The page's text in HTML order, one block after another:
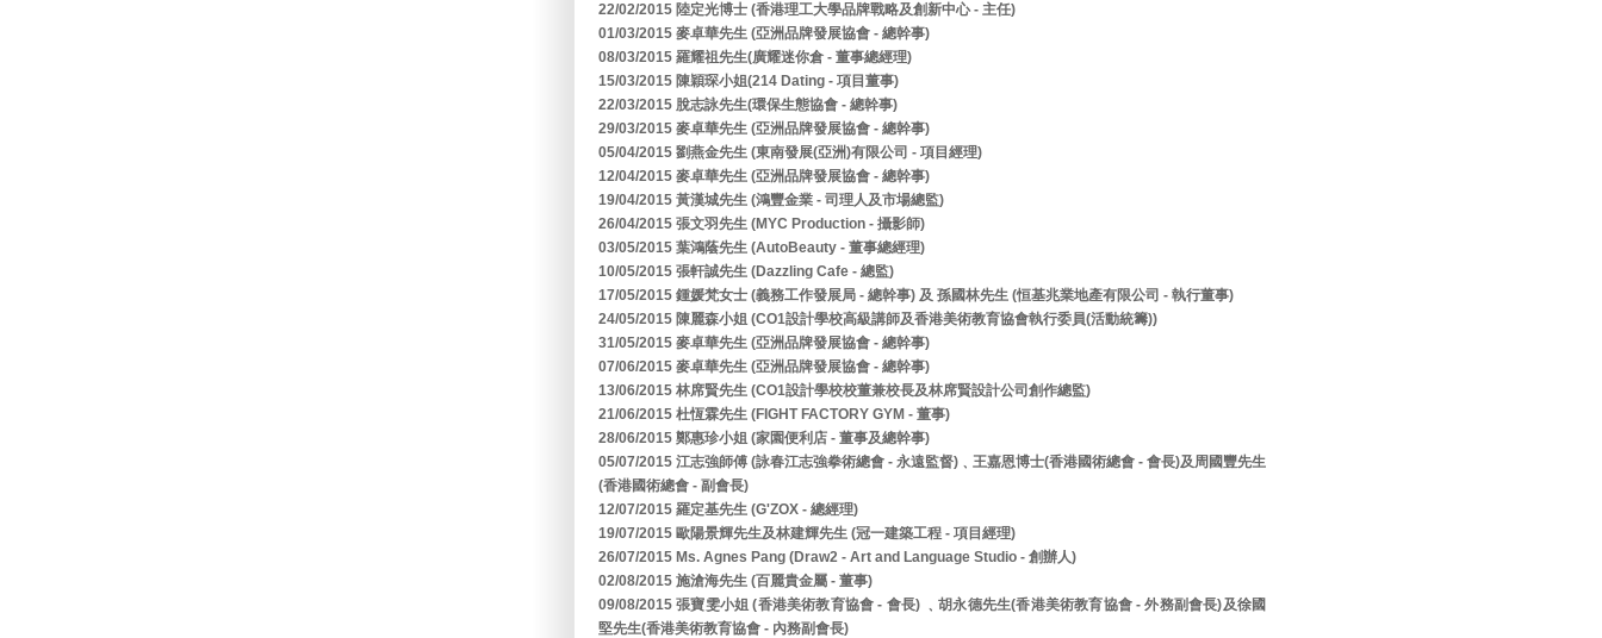
22/02/2015 陸定光博士 (香港理工大學品牌戰略及創新中心 - 主任)
01/03/2015 麥卓華先生 (亞洲品牌發展協會 - 總幹事)
08/03/2015 羅耀祖先生(廣耀迷你倉 - 董事總經理)
15/03/2015 陳穎琛小姐(214 Dating - 項目董事)
22/03/2015 脫志詠先生(環保生態協會 - 總幹事)
29/03/2015 麥卓華先生 (亞洲品牌發展協會 - 總幹事)
05/04/2015 劉燕金先生 (東南發展(亞洲)有限公司 - 項目經理)
12/04/2015 麥卓華先生 (亞洲品牌發展協會 - 總幹事)
19/04/2015 黃漢城先生 (鴻豐金業 - 司理人及市場總監)
26/04/2015 張文羽先生 (MYC Production - 攝影師)
03/05/2015 葉鴻蔭先生 (AutoBeauty - 董事總經理)
10/05/2015 張軒誠先生 (Dazzling Cafe - 總監)
17/05/2015 鍾媛梵女士 (義務工作發展局 - 總幹事) 及 孫國林先生 (恒基兆業地產有限公司 - 執行董事)
24/05/2015 陳麗森小姐 (CO1設計學校高級講師及香港美術教育協會執行委員(活動統籌))
31/05/2015 麥卓華先生 (亞洲品牌發展協會 - 總幹事)
07/06/2015 麥卓華先生 (亞洲品牌發展協會 - 總幹事)
13/06/2015 林席賢先生 (CO1設計學校校董兼校長及林席賢設計公司創作總監)
21/06/2015 杜恆霖先生 (FIGHT FACTORY GYM - 董事)
28/06/2015 鄭惠珍小姐 (家園便利店 - 董事及總幹事)
05/07/2015 江志強師傅 (詠春江志強拳術總會 - 永遠監督)﹑王嘉恩博士(香港國術總會 - 會長)及周國豐先生
(香港國術總會 - 副會長)
12/07/2015 羅定基先生 (G'ZOX - 總經理)
19/07/2015 歐陽景輝先生及林建輝先生 (冠一建築工程 - 項目經理)
26/07/2015 Ms. Agnes Pang (Draw2 - Art and Language Studio - 創辦人)
02/08/2015 施滄海先生 (百麗貴金屬 - 董事)
09/08/2015 張寶雯小姐 (香港美術教育協會 - 會長) ﹑胡永德先生(香港美術教育協會 - 外務副會長)及徐國
堅先生(香港美術教育協會 - 內務副會長)